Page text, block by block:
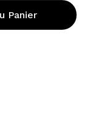
Panier